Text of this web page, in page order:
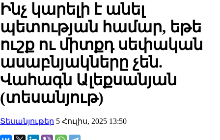
Ինչ կարելի է անել
պետության համար, եթե
ուշք ու միտքդ սեփական
ասաբնյակները չեն.
Վահագն Ալեքսանյան
(տեսանյութ)
Տեսանյութեր 5 Հուլիս, 2025 13:50